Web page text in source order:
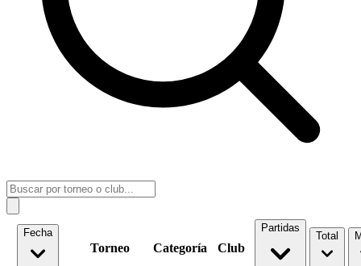
Fecha
Torneo Categoría Club
Partidas
Total